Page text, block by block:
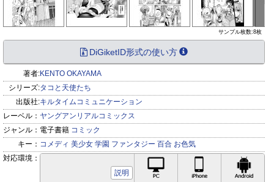
サンプル枚数:8枚
DiGiketID形式の使い方
著者:KENTO OKAYAMA
シリーズ:タコと天使たち
出版社:キルタイムコミュニケーション
レーベル： ヤングアンリアルコミックス
ジャンル： 電子書籍 コミック
キー： コメディ 美少女 学園 ファンタジー 百合 お色気
対応環境：
説明
iPhone対応